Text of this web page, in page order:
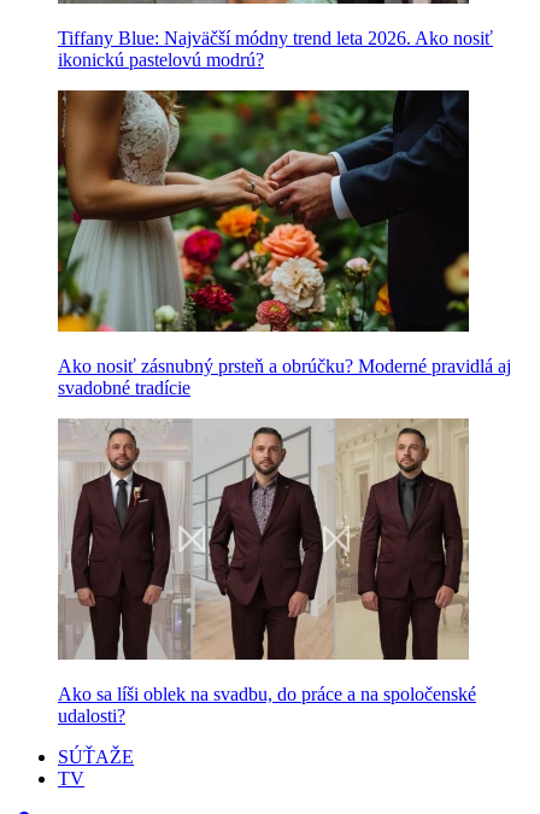
Tiffany Blue: Najväčší módny trend leta 2026. Ako nosiť
ikonickú pastelovú modrú?
Ako nosiť zásnubný prsteň a obrúčku? Moderné pravidlá aj
svadobné tradície
Ako sa líši oblek na svadbu, do práce a na spoločenské
udalosti?
SÚŤAŽE
TV